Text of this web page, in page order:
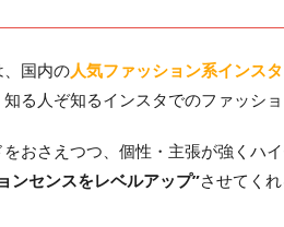
国内の人気ファッション系インス
る人ぞ知るインスタでのファッシ
おさえつつ、個性・主張が強くハ
ンセンスをレベルアップ”させてく